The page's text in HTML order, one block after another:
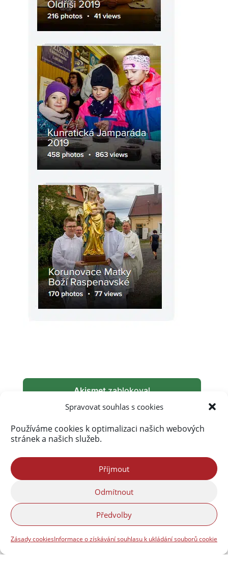
Spravovat souhlas s cookies
Používáme cookies k optimalizaci našich webových
stránek a našich služeb.
Příjmout
Odmítnout
Předvolby
Zásady cookiesInformace o získávání souhlasu k ukládání souborů cookie
Akismetzablokoval
289 979 spamů